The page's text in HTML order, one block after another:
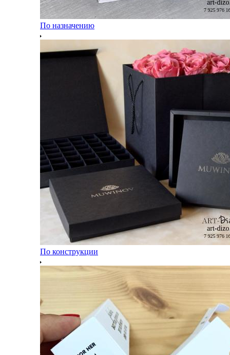
По назначению
По конструкции